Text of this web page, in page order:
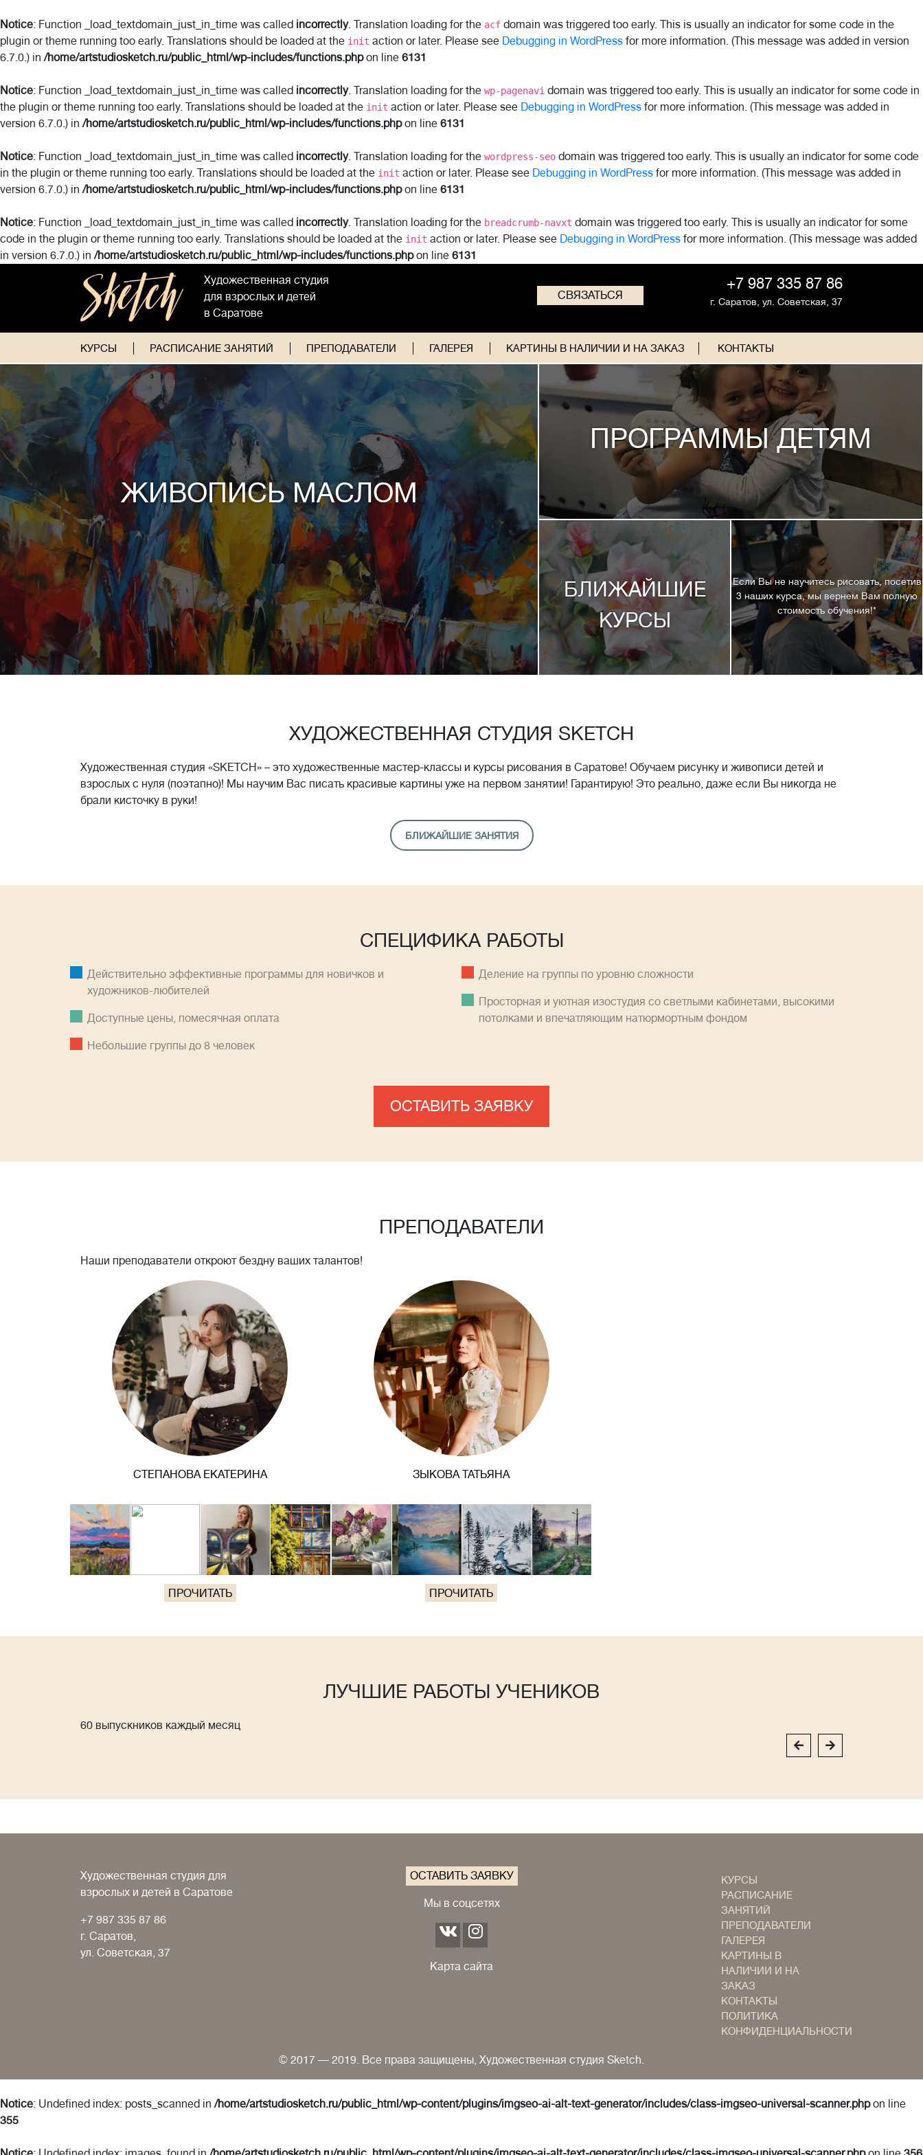
Notice: Function _load_textdomain_just_in_time was called incorrectly. Translation loading for the acf domain was triggered too early. This is usually an indicator for some code in the
plugin or theme running too early. Translations should be loaded at the init action or later. Please see Debugging in WordPress for more information. (This message was added in version
6.7.0.) in/home/artstudiosketch.ru/public_html/wp-includes/functions.phpon line 6131
Notice: Function _load_textdomain_just_in_time was called incorrectly. Translation loading for the wp-pagenavi domain was triggered too early. This is usually an indicator for some code in
the plugin or theme running too early. Translations should be loaded at the init action or later. Please see Debugging in WordPress for more information. (This message was added in
version 6.7.0.) in/home/artstudiosketch.ru/public_html/wp-includes/functions.phpon line 6131
Notice: Function _load_textdomain_just_in_time was called incorrectly. Translation loading for the wordpress-seo domain was triggered too early. This is usually an indicator for some code
in the plugin or theme running too early. Translations should be loaded at the init action or later. Please see Debugging in WordPress for more information. (This message was added in
version 6.7.0.) in/home/artstudiosketch.ru/public_html/wp-includes/functions.phpon line 6131
Notice: Function _load_textdomain_just_in_time was called incorrectly. Translation loading for the breadcrumb-navxt domain was triggered too early. This is usually an indicator for some
code in the plugin or theme running too early. Translations should be loaded at the init action or later. Please see Debugging in WordPress for more information. (This message was added
in version 6.7.0.) in/home/artstudiosketch.ru/public_html/wp-includes/functions.phpon line 6131
Художественная студия
для взрослых и детей
в Саратове
СВЯЗАТЬСЯ
+7 987 335 87 86
г. Саратов, ул. Советская, 37
КУРСЫ РАСПИСАНИЕ ЗАНЯТИЙ ПРЕПОДАВАТЕЛИ ГАЛЕРЕЯ КАРТИНЫ В НАЛИЧИИ И НА ЗАКАЗ КОНТАКТЫ
ЖИВОПИСЬ МАСЛОМ
ПРОГРАММЫ ДЕТЯМ
БЛИЖАЙШИЕ
КУРСЫ
Если Вы не научитесь рисовать, посетив
3 наших курса, мы вернем Вам полную
стоимость обучения!*
ХУДОЖЕСТВЕННАЯ СТУДИЯ SKETCH
Художественная студия «SKETCH» – это художественные мастер-классы и курсы рисования в Саратове! Обучаем рисунку и живописи детей и
взрослых с нуля (поэтапно)! Мы научим Вас писать красивые картины уже на первом занятии! Гарантирую! Это реально, даже если Вы никогда не
брали кисточку в руки!
БЛИЖАЙШИЕ ЗАНЯТИЯ
СПЕЦИФИКА РАБОТЫ
Действительно эффективные программы для новичков и
художников-любителей
Доступные цены, помесячная оплатa
Небольшие группы до 8 человек
Деление на группы по уровню сложности
Просторная и уютная изостудия со светлыми кабинетами, высокими
потолками и впечатляющим натюрмортным фондом
ОСТАВИТЬ ЗАЯВКУ
ПРЕПОДАВАТЕЛИ
Наши преподаватели откроют бездну ваших талантов!
СТЕПАНОВА ЕКАТЕРИНА
ПРОЧИТАТЬ
ЗЫКОВА ТАТЬЯНА
ПРОЧИТАТЬ
ЛУЧШИЕ РАБОТЫ УЧЕНИКОВ
60 выпускников каждый месяц
Художественная студия для
взрослых и детей в Саратове
+7 987 335 87 86
г. Саратов,
ул. Советская, 37
ОСТАВИТЬ ЗАЯВКУ
Мы в соцсетях
Карта сайта
КУРСЫ
РАСПИСАНИЕ
ЗАНЯТИЙ
ПРЕПОДАВАТЕЛИ
ГАЛЕРЕЯ
КАРТИНЫ В
НАЛИЧИИ И НА
ЗАКАЗ
КОНТАКТЫ
ПОЛИТИКА
КОНФИДЕНЦИАЛЬНОСТИ
© 2017 — 2019. Все права защищены, Художественная студия Sketch.
Notice: Undefined index: posts_scanned in /home/artstudiosketch.ru/public_html/wp-content/plugins/imgseo-ai-alt-text-generator/includes/class-imgseo-universal-scanner.phpon line
355